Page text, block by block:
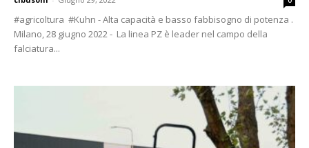
#agricoltura #Kuhn - Alta capacità e basso fabbisogno di potenza .
Milano, 28 giugno 2022 - La linea PZ è leader nel campo della
falciatura...